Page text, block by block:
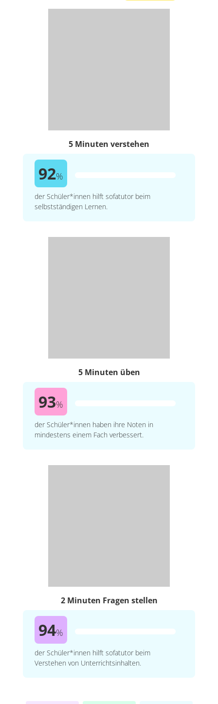
5 Minuten verstehen
92%
der Schüler*innen hilft sofatutor beim
selbstständigen Lernen.
5 Minuten üben
93%
der Schüler*innen haben ihre Noten in
mindestens einem Fach verbessert.
2 Minuten Fragen stellen
94%
der Schüler*innen hilft sofatutor beim
Verstehen von Unterrichtsinhalten.